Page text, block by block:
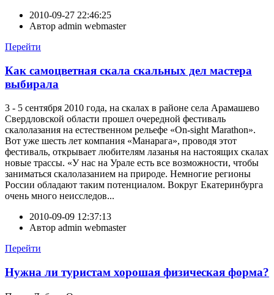
2010-09-27 22:46:25
Автор admin webmaster
Перейти
Как самоцветная скала скальных дел мастера
выбирала
3 - 5 сентября 2010 года, на скалах в районе села Арамашево
Свердловской области прошел очередной фестиваль
скалолазания на естественном рельефе «On-sight Marathon».
Вот уже шесть лет компания «Манарага», проводя этот
фестиваль, открывает любителям лазанья на настоящих скалах
новые трассы. «У нас на Урале есть все возможности, чтобы
заниматься скалолазанием на природе. Немногие регионы
России обладают таким потенциалом. Вокруг Екатеринбурга
очень много неисследов...
2010-09-09 12:37:13
Автор admin webmaster
Перейти
Нужна ли туристам хорошая физическая форма?